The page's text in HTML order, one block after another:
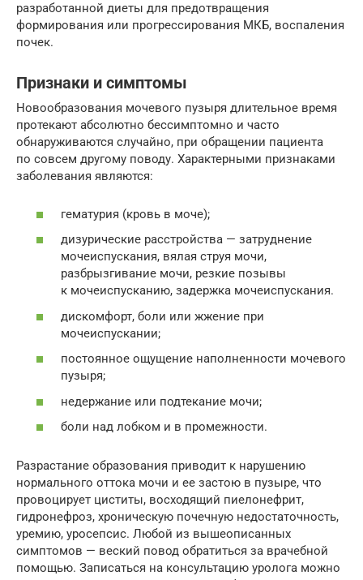
разработанной диеты для предотвращения
формирования или прогрессирования МКБ, воспаления
почек.
Признаки и симптомы
Новообразования мочевого пузыря длительное время
протекают абсолютно бессимптомно и часто
обнаруживаются случайно, при обращении пациента
по совсем другому поводу. Характерными признаками
заболевания являются:
гематурия (кровь в моче);
дизурические расстройства — затруднение
мочеиспускания, вялая струя мочи,
разбрызгивание мочи, резкие позывы
к мочеиспусканию, задержка мочеиспускания.
дискомфорт, боли или жжение при
мочеиспускании;
постоянное ощущение наполненности мочевого
пузыря;
недержание или подтекание мочи;
боли над лобком и в промежности.
Разрастание образования приводит к нарушению
нормального оттока мочи и ее застою в пузыре, что
провоцирует циститы, восходящий пиелонефрит,
гидронефроз, хроническую почечную недостаточность,
уремию, уросепсис. Любой из вышеописанных
симптомов — веский повод обратиться за врачебной
помощью. Записаться на консультацию уролога можно